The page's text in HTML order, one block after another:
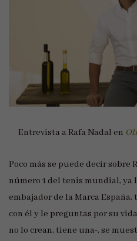
Entrevista a Rafa Nadal en
Poco más se puede decir sobre
número 1 del tenis mundial, ya
embajador de la Marca
con él y le preguntas por su
no lo crean, tiene una-, se